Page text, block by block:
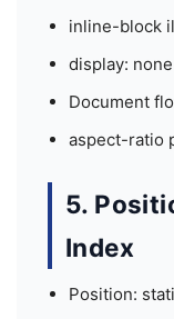
inline-block
display:
Document
aspect-ratio
5.
Index
Position: